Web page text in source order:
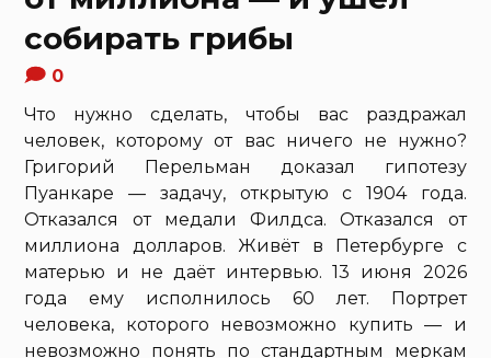
собирать грибы
0
Что нужно сделать, чтобы вас раздражал
человек, которому от вас ничего не нужно?
Григорий Перельман доказал гипотезу
Пуанкаре — задачу, открытую с 1904 года.
Отказался от медали Филдса. Отказался от
миллиона долларов. Живёт в Петербурге с
матерью и не даёт интервью. 13 июня 2026
года ему исполнилось 60 лет. Портрет
человека, которого невозможно купить — и
невозможно понять по стандартным меркам